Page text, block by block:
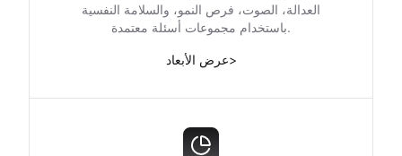
العدالة، الصوت، فرص النمو، والسلامة النفسية
باستخدام مجموعات أسئلة معتمدة.
عرض الأبعاد>